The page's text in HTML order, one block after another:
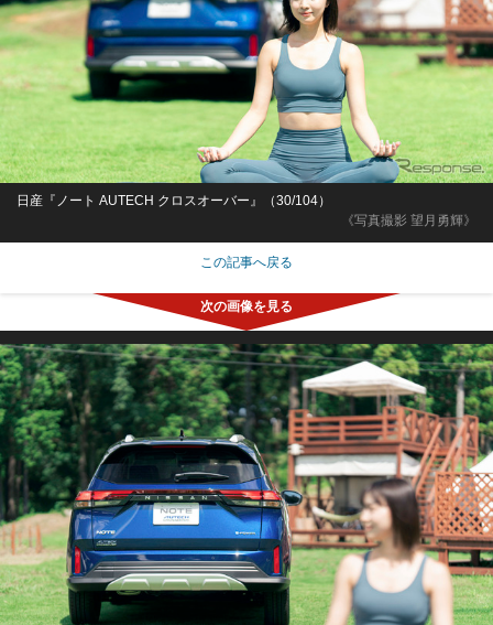
《写真撮影 望月勇輝》
日産『ノート AUTECH クロスオーバー』（30/104）
この記事へ戻る